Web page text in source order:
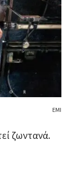
ΕΜΙ
ζωντανά.